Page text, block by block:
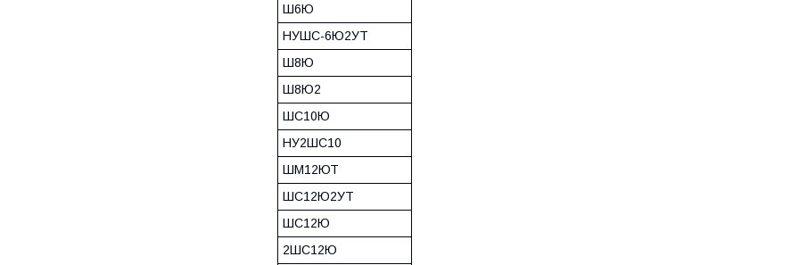
Ш6Ю
НУШС-6Ю2УТ
Ш8Ю
Ш8Ю2
ШС10Ю
НУ2ШС10
ШМ12ЮТ
ШС12Ю2УТ
ШС12Ю
2ШС12Ю